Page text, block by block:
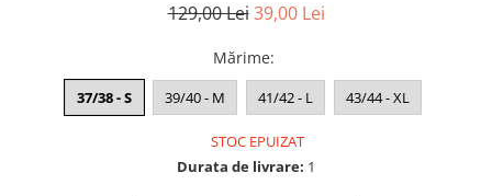
129,00 Lei 39,00 Lei
Mărime:
37/38 - S 39/40 - M 41/42 - L 43/44 - XL
STOC EPUIZAT
Durata de livrare: 1